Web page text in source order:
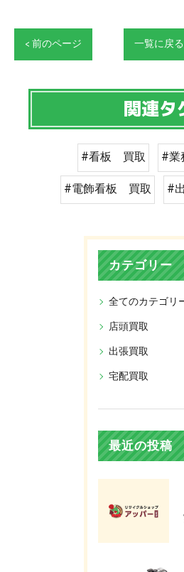
< 前のページ 一覧に戻る
関連タ
#看板 買取
#業
#電飾看板 買取
#
カテゴリー
全てのカテゴリ
店頭買取
出張買取
宅配買取
最近の投稿